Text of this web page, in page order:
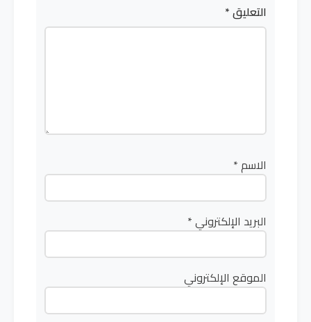
التعليق*
الاسم*
البريد الإلكتروني*
الموقع الإلكتروني